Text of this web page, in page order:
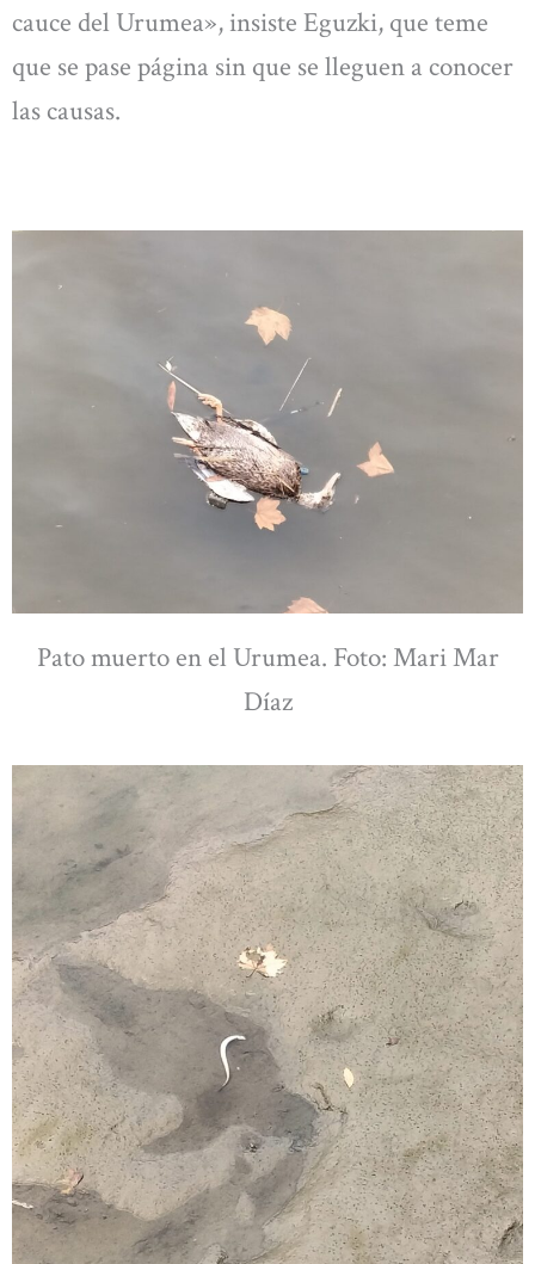
cauce del Urumea», insiste Eguzki, que teme
que se pase página sin que se lleguen a conocer
las causas.
Pato muerto en el Urumea. Foto: Mari Mar
Díaz